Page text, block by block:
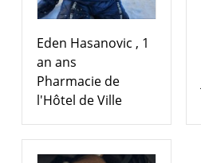
Eden Hasanovic , 1
an ans
Pharmacie de
l'Hôtel de Ville